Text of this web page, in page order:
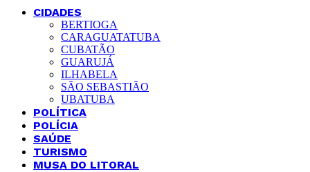
CIDADES
BERTIOGA
CARAGUATATUBA
CUBATÃO
GUARUJÁ
ILHABELA
SÃO SEBASTIÃO
UBATUBA
POLÍTICA
POLÍCIA
SAÚDE
TURISMO
MUSA DO LITORAL